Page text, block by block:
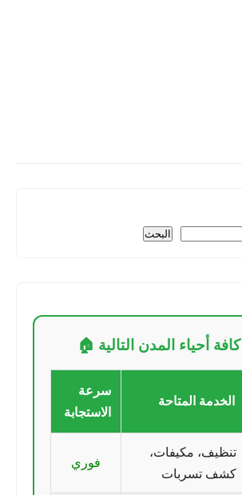
البحث
أحياء المدن التالية 🏠
المتاحة
سرعة
الاستجابة
مكيفات،
تسربات
فوري